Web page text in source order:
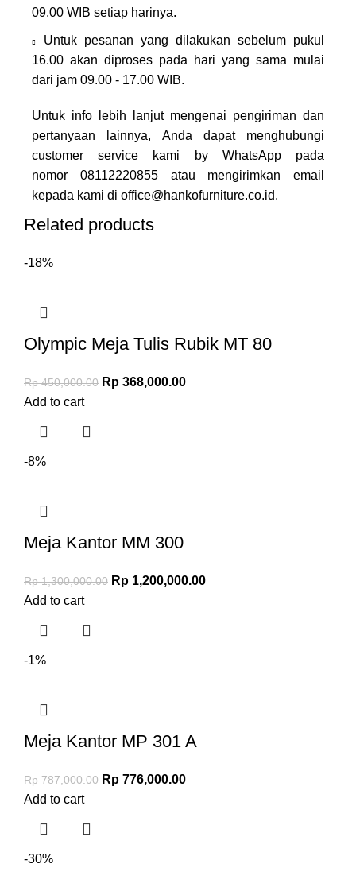
09.00 WIB setiap harinya.
Untuk pesanan yang dilakukan sebelum pukul
16.00 akan diproses pada hari yang sama mulai
dari jam 09.00 - 17.00 WIB.
Untuk info lebih lanjut mengenai pengiriman dan
pertanyaan lainnya, Anda dapat menghubungi
customer service kami by WhatsApp pada
nomor 08112220855 atau mengirimkan email
kepada kami di office@hankofurniture.co.id.
Related products
-18%
Olympic Meja Tulis Rubik MT 80
Rp450,000.00 Rp 368,000.00
Add to cart
-8%
Meja Kantor MM 300
Rp1,300,000.00 Rp 1,200,000.00
Add to cart
-1%
Meja Kantor MP 301 A
Rp787,000.00 Rp 776,000.00
Add to cart
-30%